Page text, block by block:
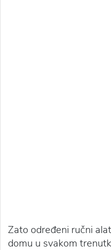
Zato određeni ručni
domu u svakom